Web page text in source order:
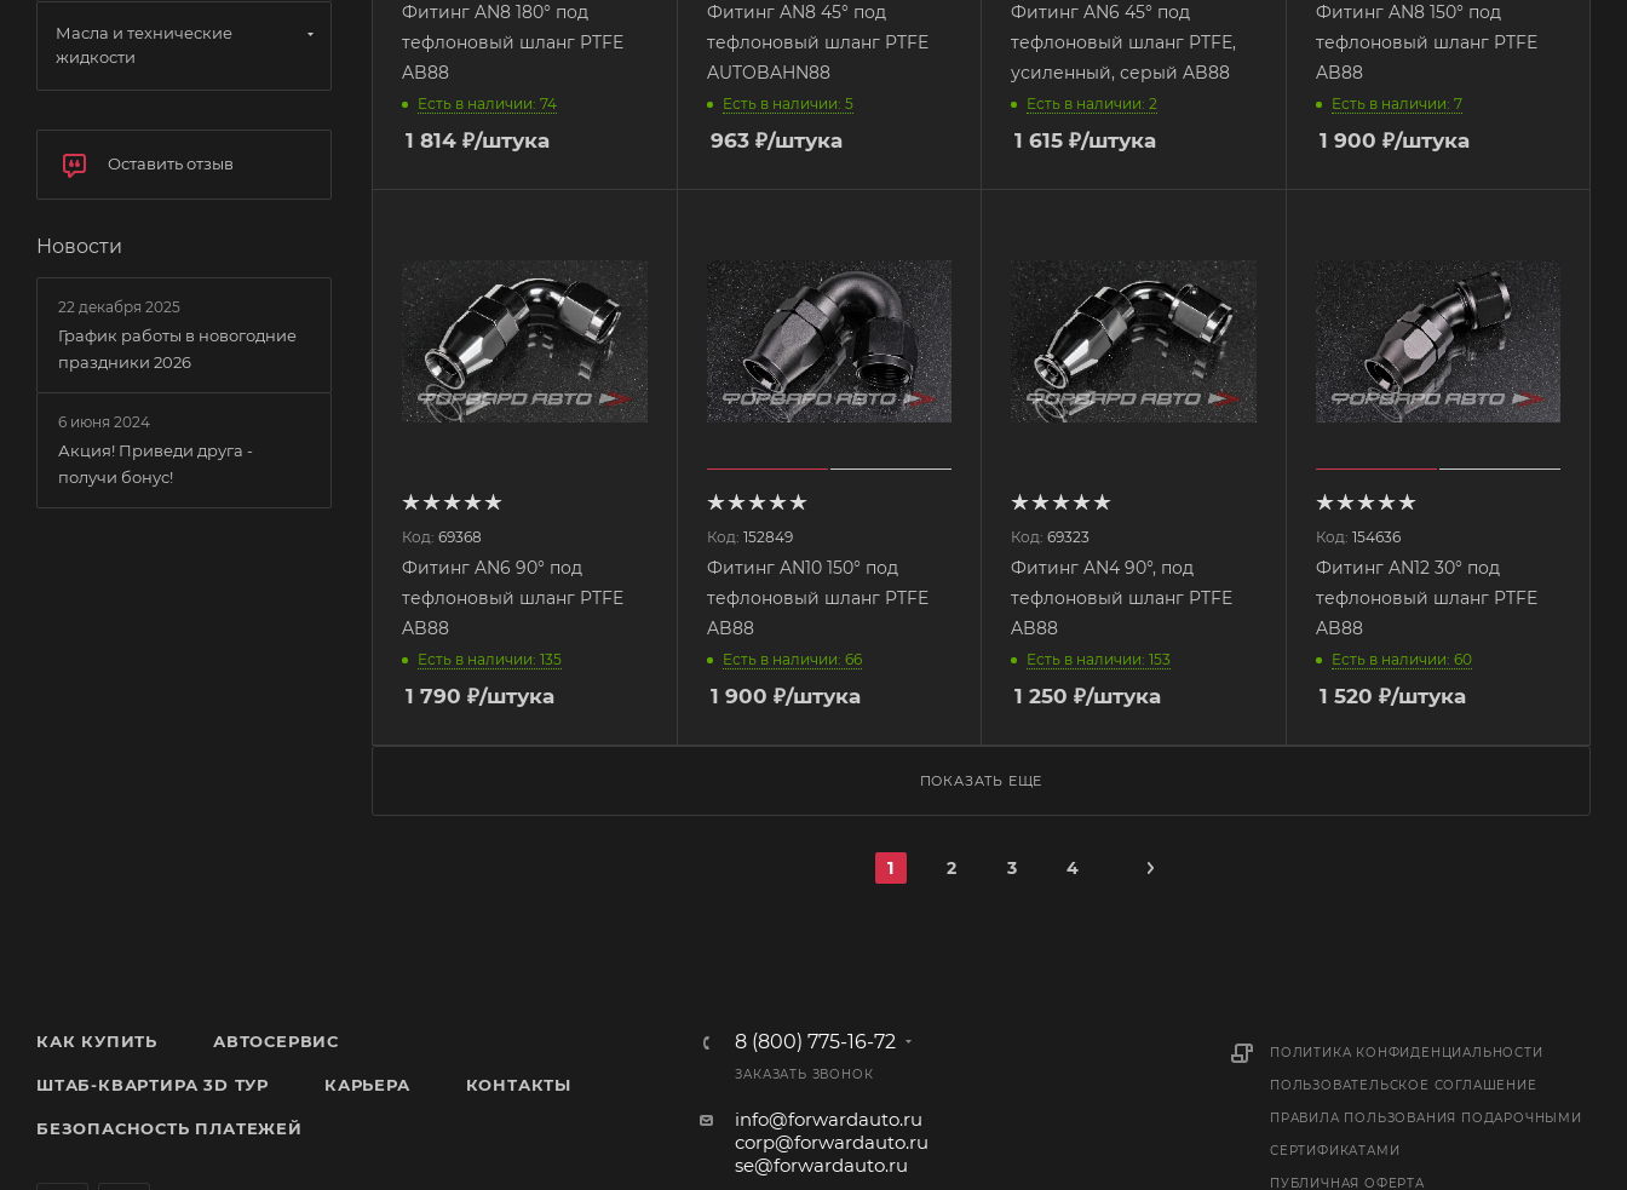
Фитинг AN8 180° под
тефлоновый шланг PTFE
AB88
Есть в наличии: 74
1 814 ₽/штука
Фитинг AN8 45° под
тефлоновый шланг PTFE
AUTOBAHN88
Есть в наличии: 5
963₽/штука
Фитинг AN6 45° под
тефлоновый шланг PTFE,
усиленный, серый AB88
Есть в наличии: 2
1 615 ₽/штука
Фитинг AN8 150° под
тефлоновый шланг PTFE
AB88
Есть в наличии: 7
1 900 ₽/штука
Код: 69368
Фитинг AN6 90° под
тефлоновый шланг PTFE
AB88
Есть в наличии: 135
1 790 ₽/штука
Код: 152849
Фитинг AN10 150° под
тефлоновый шланг PTFE
AB88
Есть в наличии: 66
1 900 ₽/штука
Код: 69323
Фитинг AN4 90°, под
тефлоновый шланг PTFE
AB88
Есть в наличии: 153
1 250 ₽/штука
Код: 154636
Фитинг AN12 30° под
тефлоновый шланг PTFE
AB88
Есть в наличии: 60
1 520 ₽/штука
ПОКАЗАТЬ ЕЩЕ
1 2 3 4
Масла и технические
жидкости
Оставить отзыв
Новости
22 декабря 2025
График работы в новогодние
праздники 2026
6 июня 2024
Акция! Приведи друга -
получи бонус!
КАК КУПИТЬ АВТОСЕРВИС
ШТАБ-КВАРТИРА 3D ТУР КАРЬЕРА КОНТАКТЫ
БЕЗОПАСНОСТЬ ПЛАТЕЖЕЙ
8 (800) 775-16-72
ЗАКАЗАТЬ ЗВОНОК
info@forwardauto.ru
corp@forwardauto.ru
se@forwardauto.ru
ПОЛИТИКА КОНФИДЕНЦИАЛЬНОСТИ
ПОЛЬЗОВАТЕЛЬСКОЕ СОГЛАШЕНИЕ
ПРАВИЛА ПОЛЬЗОВАНИЯ ПОДАРОЧНЫМИ
СЕРТИФИКАТАМИ
ПУБЛИЧНАЯ ОФЕРТА